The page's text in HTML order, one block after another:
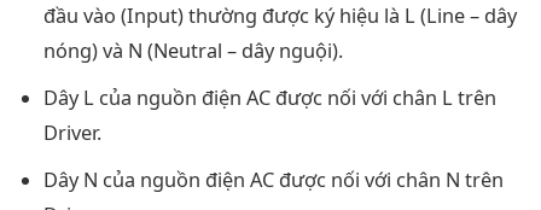
đầu vào (Input) thường được ký hiệu là L (Line – dây
nóng) và N (Neutral – dây nguội).
Dây L của nguồn điện AC được nối với chân L trên
Driver.
Dây N của nguồn điện AC được nối với chân N trên